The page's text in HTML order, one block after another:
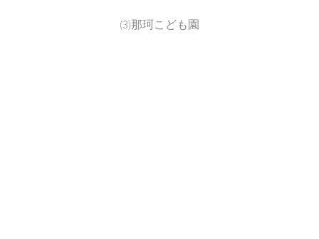
(3)那珂こども園